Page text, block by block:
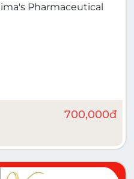
Pharmaceutical
700,000đ